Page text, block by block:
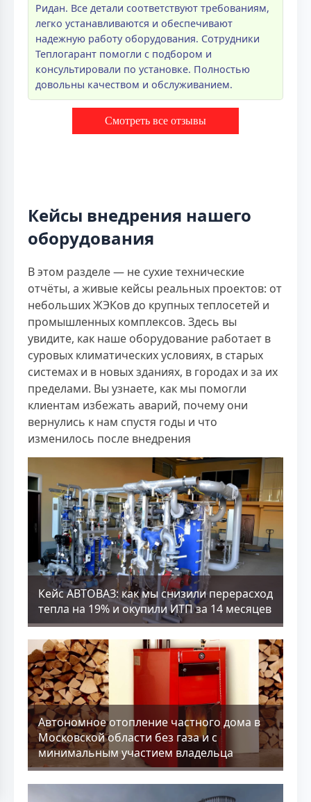
Ридан. Все детали соответствуют требованиям,
легко устанавливаются и обеспечивают
надежную работу оборудования. Сотрудники
Теплогарант помогли с подбором и
консультировали по установке. Полностью
довольны качеством и обслуживанием.
Смотреть все отзывы
Кейсы внедрения нашего
оборудования
В этом разделе — не сухие технические
отчёты, а живые кейсы реальных проектов: от
небольших ЖЭКов до крупных теплосетей и
промышленных комплексов. Здесь вы
увидите, как наше оборудование работает в
суровых климатических условиях, в старых
системах и в новых зданиях, в городах и за их
пределами. Вы узнаете, как мы помогли
клиентам избежать аварий, почему они
вернулись к нам спустя годы и что
изменилось после внедрения
Кейс АВТОВАЗ: как мы снизили перерасход
тепла на 19% и окупили ИТП за 14 месяцев
Aвтономное отопление частного дома в
Московской области без газа и с
минимальным участием владельца